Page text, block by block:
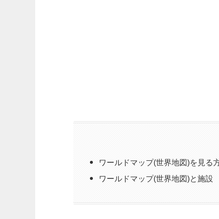
ワールドマップ(世界地図)を見る
ワールドマップ(世界地図)と施設